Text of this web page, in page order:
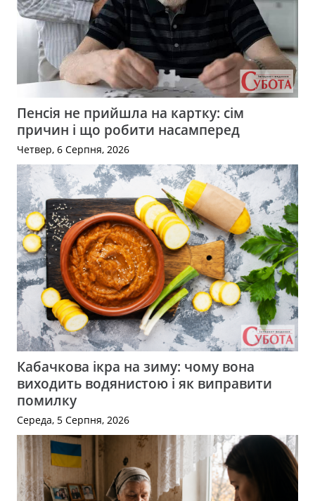
Пенсія не прийшла на картку: сім
причин і що робити насамперед
Четвер, 6 Серпня, 2026
Кабачкова ікра на зиму: чому вона
виходить водянистою і як виправити
помилку
Середа, 5 Серпня, 2026